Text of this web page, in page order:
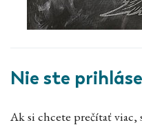
Nie ste
Ak si chcete prečítať viac,